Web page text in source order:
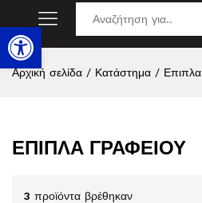
Ανοίξτε τη γραμμή εργαλείων
Αρχική σελίδα / Κατάστημα / Επιπλα
ΕΠΙΠΛΑ ΓΡΑΦΕΊΟΥ
3 προϊόντα βρέθηκαν